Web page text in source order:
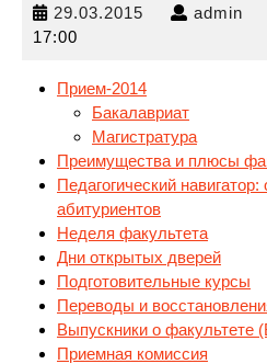
29.03.2015 29.03.2015
admin
17:00
Прием-2014
Бакалавриат
Магистратура
Преимущества и плюсы
Педагогический
абитуриентов
Неделя факультета
Дни открытых дверей
Подготовительные курсы
Переводы и
Выпускники о факультете
Приемная комиссия